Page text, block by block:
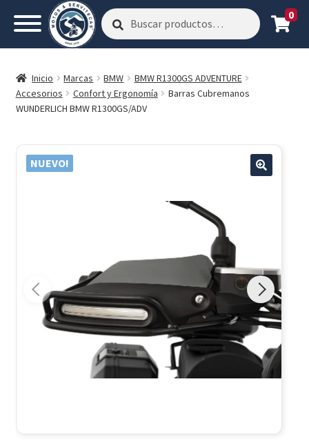
Buscar
por:
Buscar 0
Inicio Marcas BMW
BMW R1300GS ADVENTURE
Accesorios
Confort y Ergonomía
Barras Cubremanos
WUNDERLICH BMW R1300GS/ADV
NUEVO!